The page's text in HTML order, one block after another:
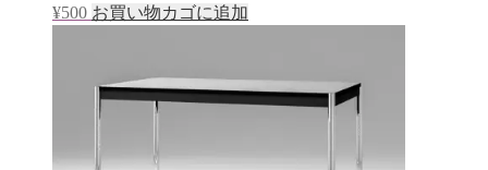
¥500 お買い物カゴに追加